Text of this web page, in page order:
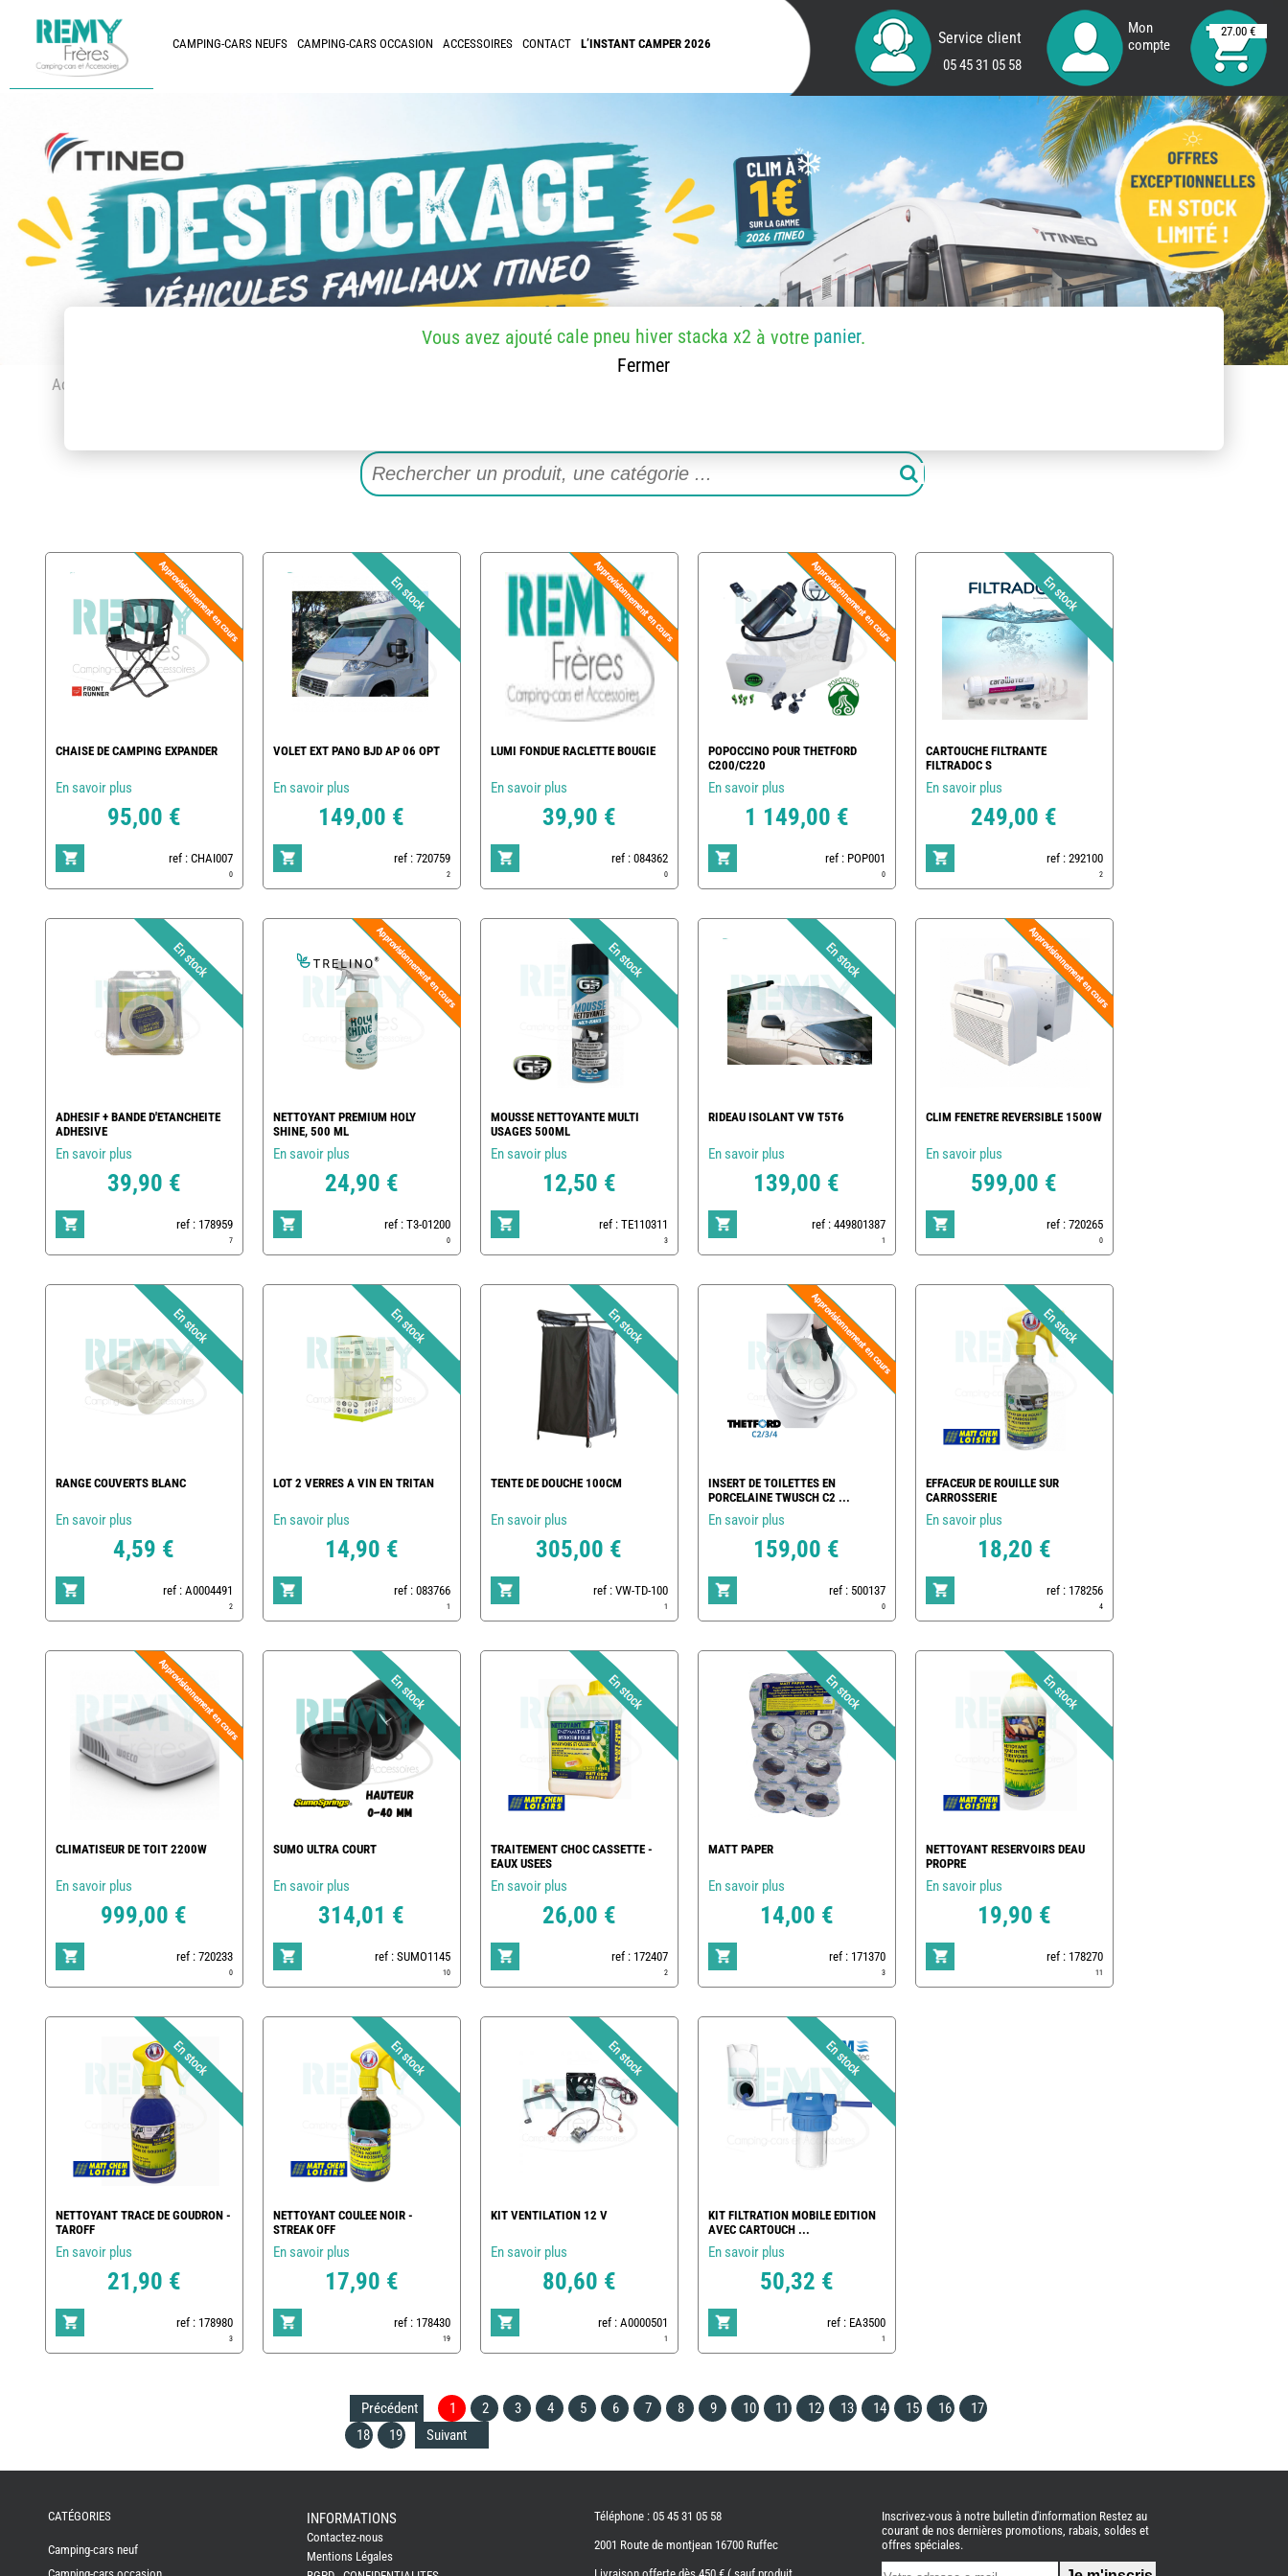
CAMPING-CARS NEUFS CAMPING-CARS OCCASION ACCESSOIRES CONTACT L’INSTANT CAMPER 2026 Service client
05 45 31 05 58
Mon
compte
27.00 €
Accueil
Vous avez ajouté cale pneu hiver stacka x2 à votre panier.
Fermer
CHAISE DE CAMPING EXPANDER
En savoir plus
95,00 €
ref : CHAI007
0
VOLET EXT PANO BJD AP 06 OPT
En savoir plus
149,00 €
ref : 720759
2
LUMI FONDUE RACLETTE BOUGIE
En savoir plus
39,90 €
ref : 084362
0
POPOCCINO POUR THETFORD
C200/C220
En savoir plus
1 149,00 €
ref : POP001
0
CARTOUCHE FILTRANTE
FILTRADOC S
En savoir plus
249,00 €
ref : 292100
2
ADHESIF + BANDE D'ETANCHEITE
ADHESIVE
En savoir plus
39,90 €
ref : 178959
7
NETTOYANT PREMIUM HOLY
SHINE, 500 ML
En savoir plus
24,90 €
ref : T3-01200
0
MOUSSE NETTOYANTE MULTI
USAGES 500ML
En savoir plus
12,50 €
ref : TE110311
3
RIDEAU ISOLANT VW T5T6
En savoir plus
139,00 €
ref : 449801387
1
CLIM FENETRE REVERSIBLE 1500W
En savoir plus
599,00 €
ref : 720265
0
RANGE COUVERTS BLANC
En savoir plus
4,59 €
ref : A0004491
2
LOT 2 VERRES A VIN EN TRITAN
En savoir plus
14,90 €
ref : 083766
1
TENTE DE DOUCHE 100CM
En savoir plus
305,00 €
ref : VW-TD-100
1
INSERT DE TOILETTES EN
PORCELAINE TWUSCH C2 ...
En savoir plus
159,00 €
ref : 500137
0
EFFACEUR DE ROUILLE SUR
CARROSSERIE
En savoir plus
18,20 €
ref : 178256
4
CLIMATISEUR DE TOIT 2200W
En savoir plus
999,00 €
ref : 720233
0
SUMO ULTRA COURT
En savoir plus
314,01 €
ref : SUMO1145
10
TRAITEMENT CHOC CASSETTE -
EAUX USEES
En savoir plus
26,00 €
ref : 172407
2
MATT PAPER
En savoir plus
14,00 €
ref : 171370
3
NETTOYANT RESERVOIRS DEAU
PROPRE
En savoir plus
19,90 €
ref : 178270
11
NETTOYANT TRACE DE GOUDRON -
TAROFF
En savoir plus
21,90 €
ref : 178980
3
NETTOYANT COULEE NOIR -
STREAK OFF
En savoir plus
17,90 €
ref : 178430
19
KIT VENTILATION 12 V
En savoir plus
80,60 €
ref : A0000501
1
KIT FILTRATION MOBILE EDITION
AVEC CARTOUCH ...
En savoir plus
50,32 €
ref : EA3500
1
Précédent 1 2 3 4 5 6 7 8 9 10 11 12 13 14 15 16
17
18
19 Suivant
FRERESCATÉGORIES
Camping-cars neuf
INFORMATIONS
Contactez-nous
Mentions Légales
Téléphone : 05 45 31 05 58
2001 Route de montjean 16700 Ruffec
Inscrivez-vous à notre bulletin d'information Restez au
courant de nos dernières promotions, rabais, soldes et
offres spéciales.